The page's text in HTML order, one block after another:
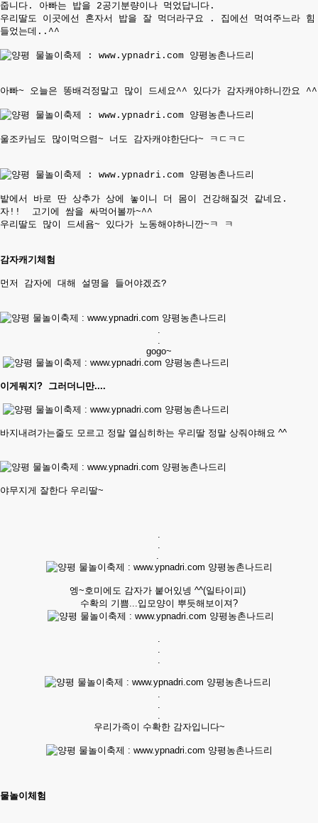
줍니다. 아빠는 밥을 2공기분량이 나 먹었답니다.
우리딸도 이곳에선 혼자서 밥을 잘 먹더라구요 . 집에선 먹여주느라 힘
들었는데..^^
아빠~ 오늘은 똥배걱정말고 많이 드세요^^ 있다가 감자캐야하니깐요 ^^
울조카님도 많이먹으렴~ 너도 감자캐야한단다~ ㅋㄷㅋㄷ
밭에서 바로 딴 상추가 상에 놓이니 더 몸이 건강해질것 같네요.
자!! 고기에 쌈을 싸먹어볼까~^^​
우리딸도 많이 드세욤~ 있다가 노동해야하니깐~ㅋ ㅋ
감자캐기체험​
먼저 감자에 대해 설명을 들어야겠죠?
.
.
gogo~
이게뭐지? 그러더니만....
바지내려가는줄도 모르고 정말 열심히하는 우리딸 정말 상줘야해요 ^^
야무지게 잘한다 우리딸~
.
.
.
엥~호미에도 감자가 붙어있넹 ^^(일타이피)
수확의 기쁨...입모양이 뿌듯해보이져?
.
.
.
.
.
.
우리가족이 수확한 감자입니다~
물놀이체험